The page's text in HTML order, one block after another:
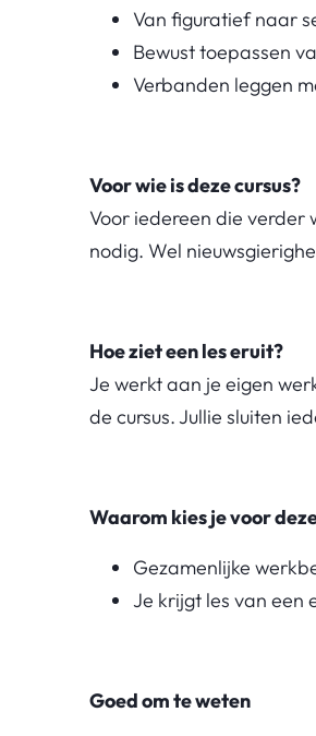
Van figuratief naar
Bewust toepassen
Verbanden leggen
Voor wie is deze cursus?
Voor iedereen die verder
nodig. Wel
Hoe ziet een les eruit?
Je werkt aan je eigen
de cursus. Jullie sluiten
Waarom kies je voor
Gezamenlijke
Je krijgt les van een
Goed om te weten